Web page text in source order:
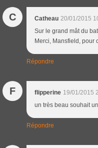
C Catheau 20/01/2015
Sur le grand mât du
Merci, Mansfield, pour
Répondre
F flipperine 19/01/2015
un très beau souhait
Répondre